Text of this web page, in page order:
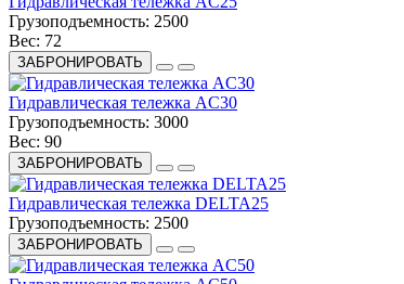
Грузоподъемность: 2500
Вес: 72
ЗАБРОНИРОВАТЬ
Гидравлическая тележка AC30
Грузоподъемность: 3000
Вес: 90
ЗАБРОНИРОВАТЬ
Гидравлическая тележка DELTA25
Грузоподъемность: 2500
ЗАБРОНИРОВАТЬ